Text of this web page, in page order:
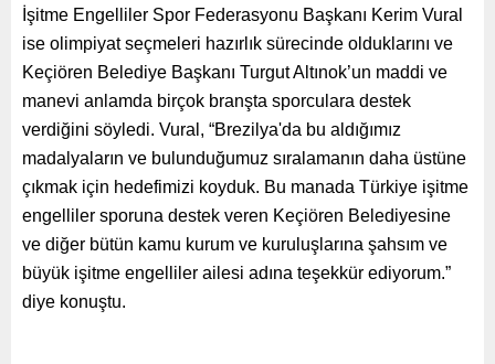
İşitme Engelliler Spor Federasyonu Başkanı Kerim Vural
ise olimpiyat seçmeleri hazırlık sürecinde olduklarını ve
Keçiören Belediye Başkanı Turgut Altınok’un maddi ve
manevi anlamda birçok branşta sporculara destek
verdiğini söyledi. Vural, “Brezilya'da bu aldığımız
madalyaların ve bulunduğumuz sıralamanın daha üstüne
çıkmak için hedefimizi koyduk. Bu manada Türkiye işitme
engelliler sporuna destek veren Keçiören Belediyesine
ve diğer bütün kamu kurum ve kuruluşlarına şahsım ve
büyük işitme engelliler ailesi adına teşekkür ediyorum.”
diye konuştu.